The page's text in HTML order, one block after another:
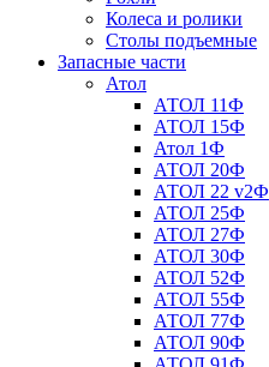
Колеса и ролики
Столы подъемные
Запасные части
Атол
АТОЛ 11Ф
АТОЛ 15Ф
Атол 1Ф
АТОЛ 20Ф
АТОЛ 22 v2Ф
АТОЛ 25Ф
АТОЛ 27Ф
АТОЛ 30Ф
АТОЛ 52Ф
АТОЛ 55Ф
АТОЛ 77Ф
АТОЛ 90Ф